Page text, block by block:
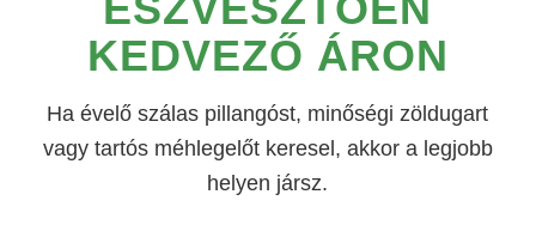
KEDVEZŐ ÁRON
Ha évelő szálas pillangóst, minőségi zöldugart
vagy tartós méhlegelőt keresel, akkor a legjobb
helyen jársz.